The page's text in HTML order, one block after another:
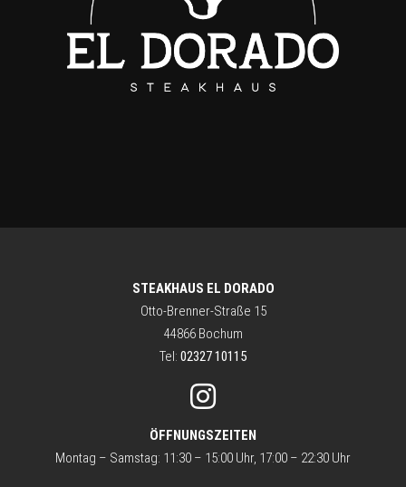
STEAKHAUS EL DORADO
Otto-Brenner-Straße 15
44866 Bochum
Tel: 02327 10115
ÖFFNUNGSZEITEN
Montag – Samstag: 11:30 – 15:00 Uhr, 17:00 – 22:30 Uhr